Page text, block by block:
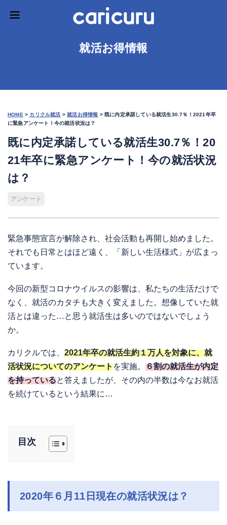
就活お得情報
HOME > カリクル就活 >就活お得情報 > 既に内定承諾している就活生30.7％！2021年卒
に緊急アンケート！今の就活状況は？
既に内定承諾している就活生30.7％！20
21年卒に緊急アンケート！今の就活状況
は？
アンケート
緊急事態宣言が解除され、社会活動も再開し始めました。
それでも日常とはほど遠く、「新しい生活様式」が広まっ
ています。
今回の新型コロナウイルスの影響は、私たちの生活だけで
なく、就活のカタチも大きく変えました。想像していた就
活とは違った…と思う就活生は多いのではないでしょう
か。
カリクルでは、 2021年卒の就活生約１万人を対象に、就
活状況についてのアンケートを実施。 ６割の就活生が内定
を持っていると答えましたが、その内の半数は今なお就活
を続けているという結果に…
目次
2020年６月11日現在の就活状況は？